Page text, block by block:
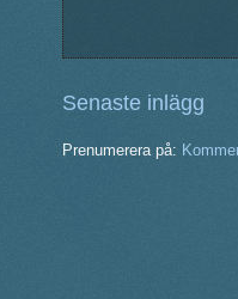
Senaste inlägg
Prenumerera på: